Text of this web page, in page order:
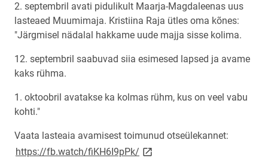
2. septembril avati pidulikult Maarja-Magdaleenas uus
lasteaed Muumimaja. Kristiina Raja ütles oma kõnes:
"Järgmisel nädalal hakkame uude majja sisse kolima.
12. septembril saabuvad siia esimesed lapsed ja avame
kaks rühma.
1. oktoobril avatakse ka kolmas rühm, kus on veel vabu
kohti."
Vaata lasteaia avamisest toimunud otseülekannet:
https://fb.watch/fiKH6I9pPk/ link opens on new page